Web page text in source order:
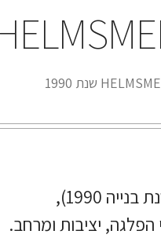
1990),
יציבות ומרחב.